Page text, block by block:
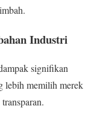
Industri
signifikan
lebih memilih merek